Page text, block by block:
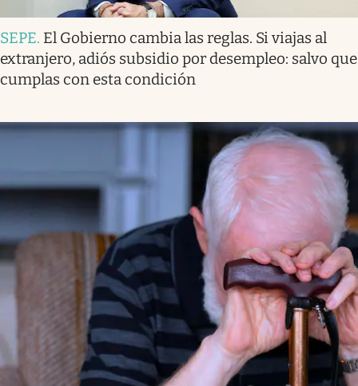
SEPE. El Gobierno cambia las reglas. Si viajas al
extranjero, adiós subsidio por desempleo: salvo que
cumplas con esta condición